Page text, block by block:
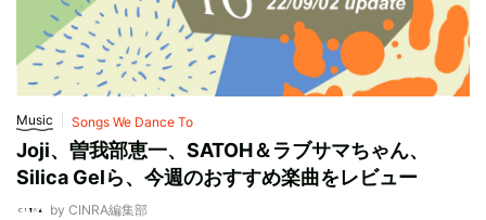
Music Songs We Dance To
Joji、曽我部恵一、SATOH＆ラブサマちゃん、
Silica Gelら、今週のおすすめ楽曲をレビュー
by CINRA編集部